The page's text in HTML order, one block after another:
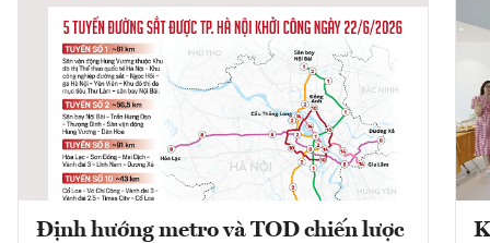
Định hướng metro và TOD chiến lược